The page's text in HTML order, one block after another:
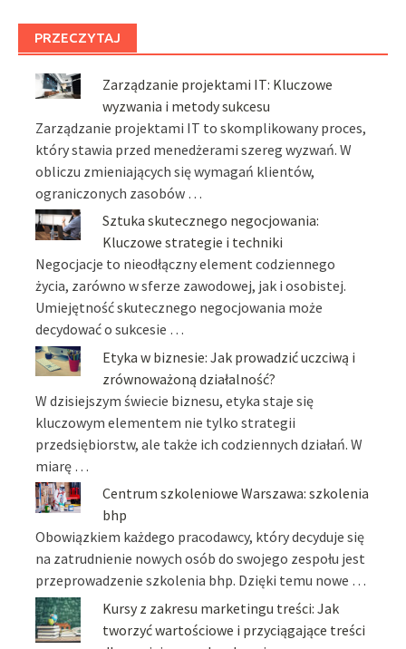
PRZECZYTAJ
Zarządzanie projektami IT: Kluczowe
wyzwania i metody sukcesu
Zarządzanie projektami IT to skomplikowany proces,
który stawia przed menedżerami szereg wyzwań. W
obliczu zmieniających się wymagań klientów,
ograniczonych zasobów …
Sztuka skutecznego negocjowania:
Kluczowe strategie i techniki
Negocjacje to nieodłączny element codziennego
życia, zarówno w sferze zawodowej, jak i osobistej.
Umiejętność skutecznego negocjowania może
decydować o sukcesie …
Etyka w biznesie: Jak prowadzić uczciwą i
zrównoważoną działalność?
W dzisiejszym świecie biznesu, etyka staje się
kluczowym elementem nie tylko strategii
przedsiębiorstw, ale także ich codziennych działań. W
miarę …
Centrum szkoleniowe Warszawa: szkolenia
bhp
Obowiązkiem każdego pracodawcy, który decyduje się
na zatrudnienie nowych osób do swojego zespołu jest
przeprowadzenie szkolenia bhp. Dzięki temu nowe …
Kursy z zakresu marketingu treści: Jak
tworzyć wartościowe i przyciągające treści